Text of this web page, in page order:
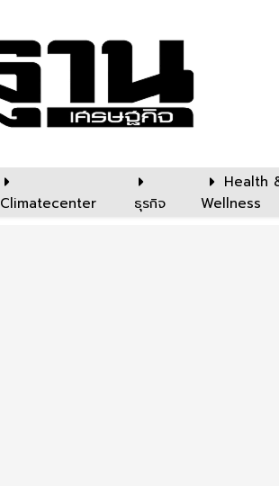
Climatecenter ธุรกิจ
Health
Wellness